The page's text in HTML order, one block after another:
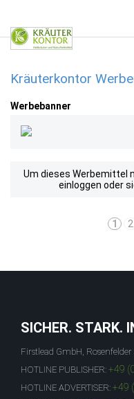
Kräuterkontor
Werbebanner
Um dieses Werbemittel
einloggen oder
1 2
SICHER. STARK.
Firstlead GmbH,
HOTLINE PUBLISHER: +49
HOTLINE ADVERTISER: +49